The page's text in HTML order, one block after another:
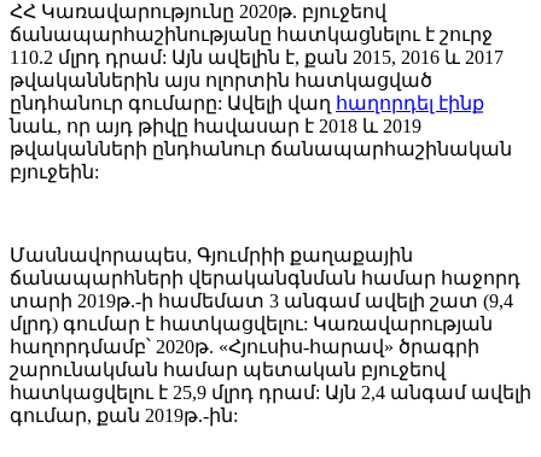
ՀՀ Կառավարությունը 2020թ. բյուջեով
ճանապարհաշինությանը հատկացնելու է շուրջ
110.2 մլրդ դրամ: Այն ավելին է, քան 2015, 2016 և 2017
թվականներին այս ոլորտին հատկացված
ընդհանուր գումարը: Ավելի վաղ հաղորդել էինք
նաև, որ այդ թիվը հավասար է 2018 և 2019
թվականների ընդհանուր ճանապարհաշինական
բյուջեին:
Մասնավորապես, Գյումրիի քաղաքային
ճանապարհների վերականգնման համար հաջորդ
տարի 2019թ.-ի համեմատ 3 անգամ ավելի շատ (9,4
մլրդ) գումար է հատկացվելու: Կառավարության
հաղորդմամբ՝ 2020թ. «Հյուսիս-հարավ» ծրագրի
շարունակման համար պետական բյուջեով
հատկացվելու է 25,9 մլրդ դրամ: Այն 2,4 անգամ ավելի
գումար, քան 2019թ.-ին: